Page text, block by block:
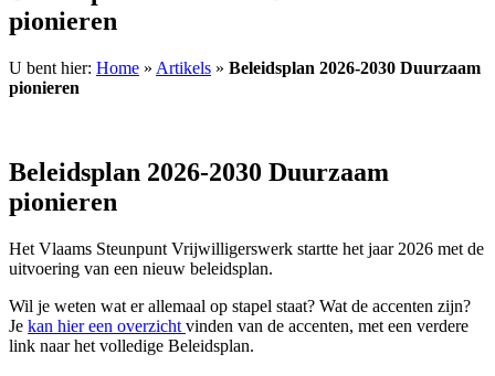
pionieren
U bent hier: Home » Artikels » Beleidsplan 2026-2030 Duurzaam
pionieren
Beleidsplan 2026-2030 Duurzaam
pionieren
Het Vlaams Steunpunt Vrijwilligerswerk startte het jaar 2026 met de
uitvoering van een nieuw beleidsplan.
Wil je weten wat er allemaal op stapel staat? Wat de accenten zijn?
Je kan hier een overzicht vinden van de accenten, met een verdere
link naar het volledige Beleidsplan.